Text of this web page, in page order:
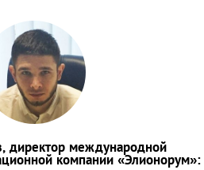
директор международной
компании «Элионорум»: